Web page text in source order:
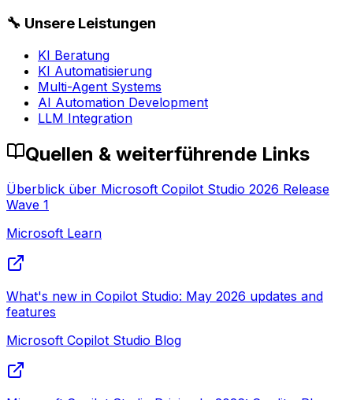
🔧 Unsere Leistungen
KI Beratung
KI Automatisierung
Multi-Agent Systems
AI Automation Development
LLM Integration
Quellen & weiterführende Links
Überblick über Microsoft Copilot Studio 2026 Release
Wave 1
Microsoft Learn
What's new in Copilot Studio: May 2026 updates and
features
Microsoft Copilot Studio Blog